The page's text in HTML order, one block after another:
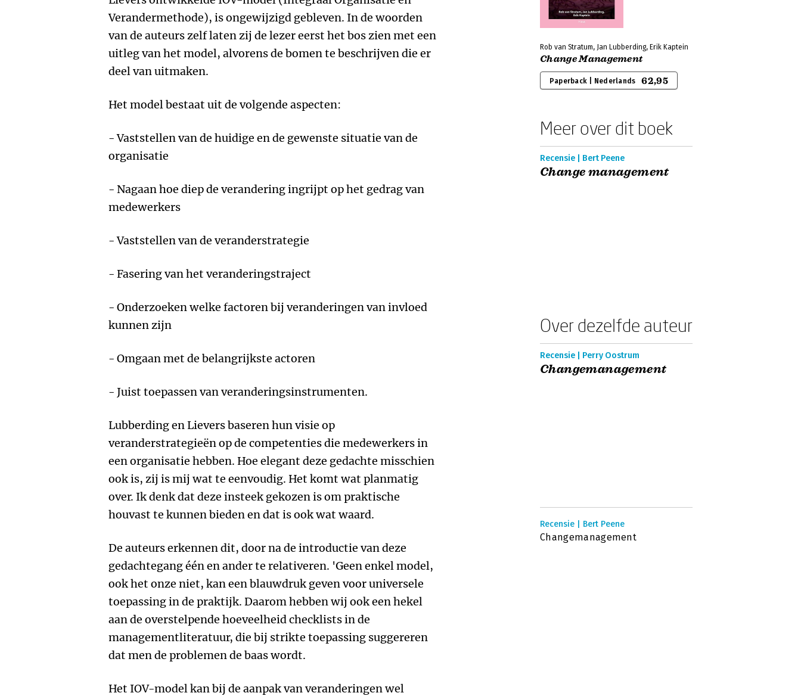
Verandermethode), is ongewijzigd gebleven. In de woorden
van de auteurs zelf laten zij de lezer eerst het bos zien met een
uitleg van het model, alvorens de bomen te beschrijven die er
deel van uitmaken.
Het model bestaat uit de volgende aspecten:
- Vaststellen van de huidige en de gewenste situatie van de
organisatie
- Nagaan hoe diep de verandering ingrijpt op het gedrag van
medewerkers
- Vaststellen van de veranderstrategie
- Fasering van het veranderingstraject
- Onderzoeken welke factoren bij veranderingen van invloed
kunnen zijn
- Omgaan met de belangrijkste actoren
- Juist toepassen van veranderingsinstrumenten.
Lubberding en Lievers baseren hun visie op
veranderstrategieën op de competenties die medewerkers in
een organisatie hebben. Hoe elegant deze gedachte misschien
ook is, zij is mij wat te eenvoudig. Het komt wat planmatig
over. Ik denk dat deze insteek gekozen is om praktische
houvast te kunnen bieden en dat is ook wat waard.
De auteurs erkennen dit, door na de introductie van deze
gedachtegang één en ander te relativeren. 'Geen enkel model,
ook het onze niet, kan een blauwdruk geven voor universele
toepassing in de praktijk. Daarom hebben wij ook een hekel
aan de overstelpende hoeveelheid checklists in de
managementliteratuur, die bij strikte toepassing suggereren
dat men de problemen de baas wordt.
Het IOV-model kan bij de aanpak van veranderingen wel
Rob van Stratum, Jan Lubberding, Erik Kaptein
Change Management
Paperback | Nederlands 62,95
Meer over dit boek
Recensie | Bert Peene
Change management
Over dezelfde auteur
Recensie | Perry Oostrum
Changemanagement
Recensie | Bert Peene
Changemanagement